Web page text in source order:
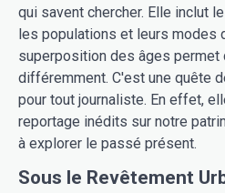
qui savent chercher. Elle inclut
les populations et leurs modes
superposition des âges
différemment. C'est une quête
pour tout journaliste. En effet,
reportage inédits sur notre
à explorer le passé présent.
Sous le Revêtement